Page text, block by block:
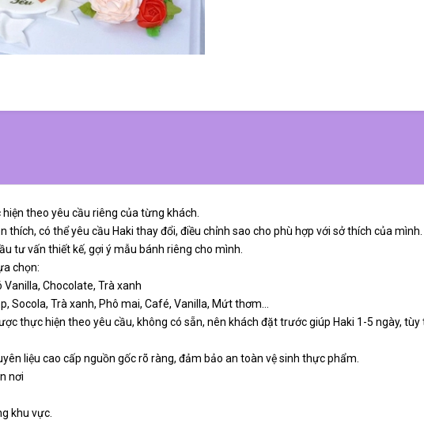
theo yêu cầu riêng của từng khách.
thích, có thể yêu cầu Haki thay đổi, điều chỉnh sao cho phù hợp với sở thích của mình.
tư vấn thiết kế, gợi ý mẫu bánh riêng cho mình.
chọn:
Vanilla, Chocolate, Trà xanh
Socola, Trà xanh, Phô mai, Café, Vanilla, Mứt thơm…
thực hiện theo yêu cầu, không có sẵn, nên khách đặt trước giúp Haki 1-5 ngày,
liệu cao cấp nguồn gốc rõ ràng, đảm bảo an toàn vệ sinh thực phẩm.
nơi
khu vực.